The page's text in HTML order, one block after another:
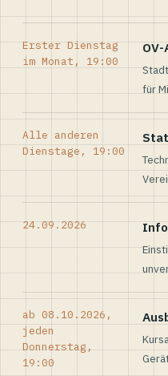
Erster Dienstag
im Monat, 19:00
OV-
für
Alle anderen
Dienstage, 19:00
24.09.2026
ab 08.10.2026,
jeden
Donnerstag,
19:00